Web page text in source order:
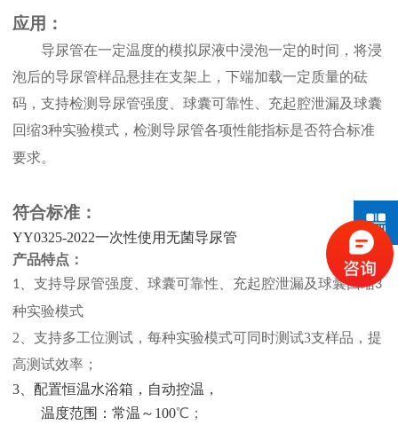
应用：
导尿管在一定温度的模拟尿液中浸泡一定的时间，将浸
泡后的导尿管样品悬挂在支架上，下端加载一定质量的砝
码，支持检测导尿管强度、球囊可靠性、充起腔泄漏及球囊
回缩3种实验模式，检测导尿管各项性能指标是否符合标准
要求。
符合标准：
YY0325-2022一次性使用无菌导尿管
产品特点：
1 、支持导尿管强度、球囊可靠性、充起腔泄漏及球囊回缩3
种实验模式
2、支持多工位测试，每种实验模式可同时测试3支样品，提
高测试效率；
3、配置恒温水浴箱，自动控温，
温度范围：常温 ～ 100℃ ；